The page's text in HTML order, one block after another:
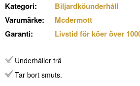
Kategori:
Biljardköunderhåll
Varumärke:
Mcdermott
Garanti:
Livstid för köer över
Underhåller trä
Tar bort smuts.